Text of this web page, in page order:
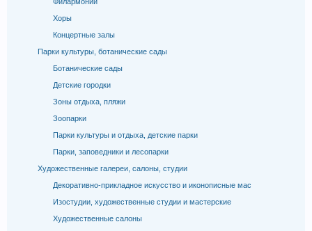
Хоры
Концертные залы
Парки культуры, ботанические сады
Ботанические сады
Детские городки
Зоны отдыха, пляжи
Зоопарки
Парки культуры и отдыха, детские парки
Парки, заповедники и лесопарки
Художественные галереи, салоны, студии
Декоративно-прикладное искусство и иконописные мас
Изостудии, художественные студии и мастерские
Художественные салоны